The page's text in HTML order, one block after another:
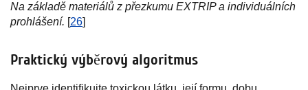
Na základě materiálů z přezkumu EXTRIP a individuálních
prohlášení. [26]
Praktický výběrový algoritmus